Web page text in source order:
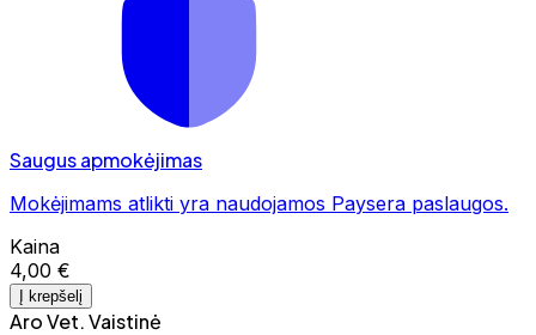
Saugus apmokėjimas
Mokėjimams atlikti yra naudojamos Paysera paslaugos.
Kaina
4,00 €
Į krepšelį
Aro Vet. Vaistinė